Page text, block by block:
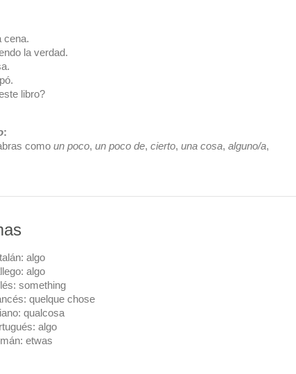
cena.
la verdad.
libro?
:
como un poco, un poco de, cierto, una cosa, alguno/a,
algo
algo
something
quelque chose
qualcosa
algo
etwas